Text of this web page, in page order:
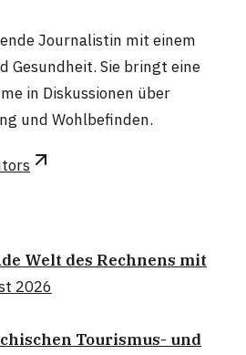
Journalistin mit einem
Gesundheit. Sie bringt eine
in Diskussionen über
und Wohlbefinden.
Welt des Rechnens mit
2026
Tourismus- und